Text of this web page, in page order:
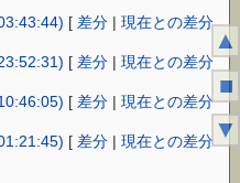
[ 差分 |現在との差分
[ 差分 |現在との差分
[ 差分 |現在との差分
[ 差分 |現在との差分
▲
■
▼